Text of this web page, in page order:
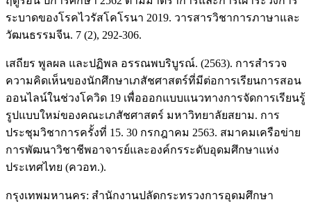
ระบาดของโรคไวรัสโคโรนา 2019. วารสารวิชาการภาษาและ
วัฒนธรรมจีน. 7 (2), 292-306.
เสถียร พูลผล และปฏิพล อรรณพบริบูรณ์. (2563). การสำรวจ
ความคิดเห็นของนักศึกษาเภสัชศาสตร์ที่มีต่อการเรียนการสอน
ออนไลน์ในช่วงโควิด 19 เพื่อออกแบบแนวทางการจัดการเรียนรู้
รูปแบบใหม่ของคณะเภสัชศาสตร์ มหาวิทยาลัยสยาม. การ
ประชุมวิชาการครั้งที่ 15. 30 กรกฎาคม 2563. สมาคมเครือข่าย
การพัฒนาวิชาชีพอาจารย์และองค์กรระดับอุดมศึกษาแห่ง
ประเทศไทย (ควอท.).
กรุงเทพมหานคร: สำนักงานปลัดกระทรวงการอุดมศึกษา